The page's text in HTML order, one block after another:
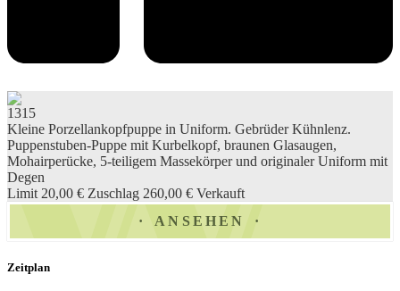
1315
Kleine Porzellankopfpuppe in Uniform. Gebrüder Kühnlenz.
Puppenstuben-Puppe mit Kurbelkopf, braunen Glasaugen,
Mohairperücke, 5-teiligem Massekörper und originaler Uniform mit
Degen
Limit 20,00 € Zuschlag 260,00 € Verkauft
ANSEHEN
Zeitplan